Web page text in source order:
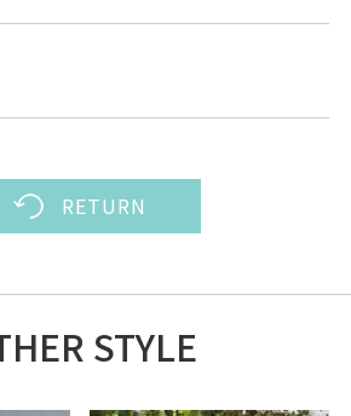
RETURN
STYLE